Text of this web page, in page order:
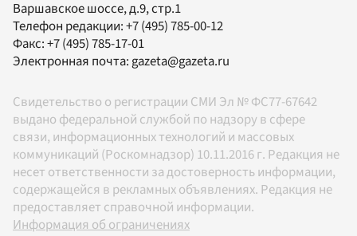
Варшавское шоссе, д.9, стр.1
Телефон редакции:+7 (495) 785-00-12
Факс:+7 (495) 785-17-01
Электронная почта:gazeta@gazeta.ru
Свидетельство о регистрации СМИ Эл № ФС77-67642
выдано федеральной службой по надзору в сфере
связи, информационных технологий и массовых
коммуникаций (Роскомнадзор) 10.11.2016 г. Редакция не
несет ответственности за достоверность информации,
содержащейся в рекламных объявлениях. Редакция не
предоставляет справочной информации.
Информация об ограничениях